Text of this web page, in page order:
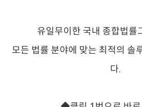
유일무이한 국내 종합법률
모든 법률 분야에 맞는 최적의 솔
다.